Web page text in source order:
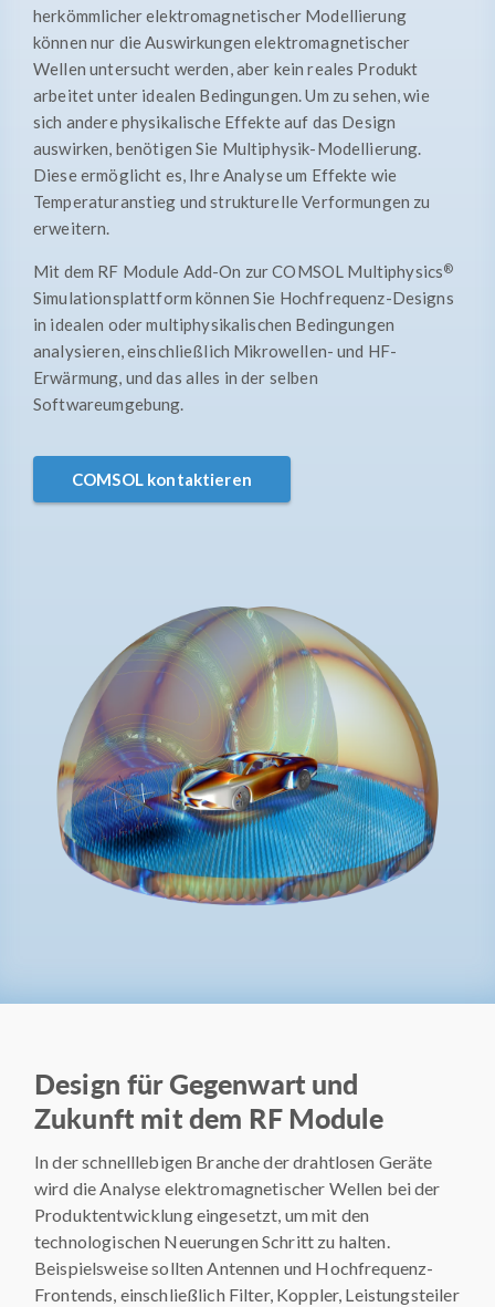
herkömmlicher elektromagnetischer Modellierung
können nur die Auswirkungen elektromagnetischer
Wellen untersucht werden, aber kein reales Produkt
arbeitet unter idealen Bedingungen. Um zu sehen, wie
sich andere physikalische Effekte auf das Design
auswirken, benötigen Sie Multiphysik-Modellierung.
Diese ermöglicht es, Ihre Analyse um Effekte wie
Temperaturanstieg und strukturelle Verformungen zu
erweitern.
Mit dem RF Module Add-On zur COMSOL Multiphysics®
Simulationsplattform können Sie Hochfrequenz-Designs
in idealen oder multiphysikalischen Bedingungen
analysieren, einschließlich Mikrowellen- und HF-
Erwärmung, und das alles in der selben
Softwareumgebung.
COMSOL kontaktieren
Design für Gegenwart und
Zukunft mit dem RF Module
In der schnelllebigen Branche der drahtlosen Geräte
wird die Analyse elektromagnetischer Wellen bei der
Produktentwicklung eingesetzt, um mit den
technologischen Neuerungen Schritt zu halten.
Beispielsweise sollten Antennen und Hochfrequenz-
Frontends, einschließlich Filter, Koppler, Leistungsteiler